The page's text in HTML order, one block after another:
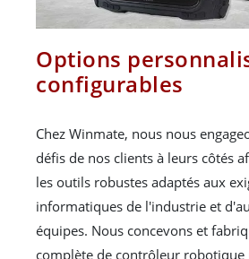
Options
configurables
Chez Winmate, nous nous
défis de nos clients à leurs côtés
les outils robustes adaptés aux
informatiques de l'industrie et
équipes. Nous concevons et
complète de contrôleur robotique